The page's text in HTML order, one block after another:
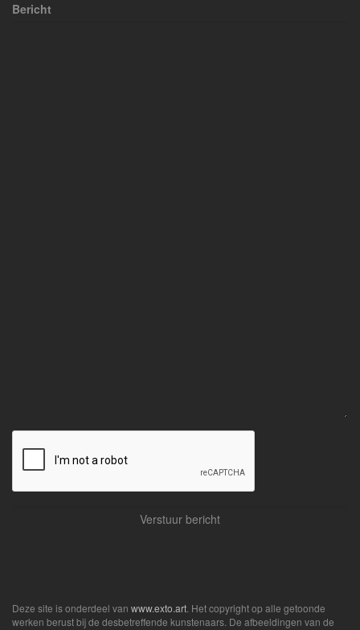
Bericht
Deze site is onderdeel van www.exto.art . Het copyright op alle getoonde
werken berust bij de desbetreffende kunstenaars. De afbeeldingen van de